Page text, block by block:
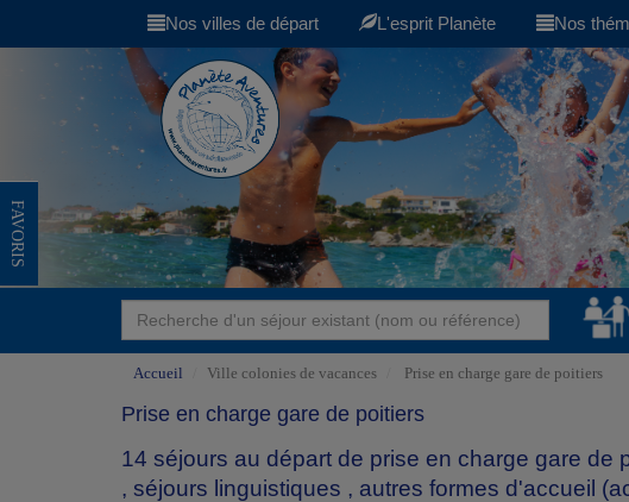
Nos villes de départ L'esprit Planète Nos
FAVORIS
Accueil Ville colonies de vacances Prise en charge gare de poitiers
Prise en charge gare de poitiers
14 séjours au départ de prise en charge gare
, séjours linguistiques , autres formes d'accueil